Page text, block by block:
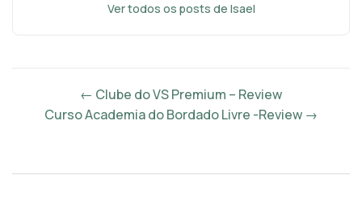
Ver todos os posts de Isael
← Clube do VS Premium – Review
Curso Academia do Bordado Livre -Review →